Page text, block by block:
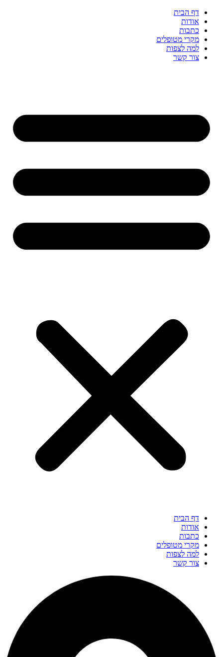
דף הבית
אודות
כתבות
מקרי מטופלים
למה לצפות
צור קשר
דף הבית
אודות
כתבות
מקרי מטופלים
למה לצפות
צור קשר